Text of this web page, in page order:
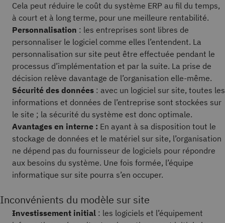
Cela peut réduire le coût du système ERP au fil du temps,
à court et à long terme, pour une meilleure rentabilité.
Personnalisation : les entreprises sont libres de
personnaliser le logiciel comme elles l’entendent. La
personnalisation sur site peut être effectuée pendant le
processus d’implémentation et par la suite. La prise de
décision relève davantage de l’organisation elle-même.
Sécurité des données : avec un logiciel sur site, toutes les
informations et données de l’entreprise sont stockées sur
le site ; la sécurité du système est donc optimale.
Avantages en interne : En ayant à sa disposition tout le
stockage de données et le matériel sur site, l’organisation
ne dépend pas du fournisseur de logiciels pour répondre
aux besoins du système. Une fois formée, l’équipe
informatique sur site pourra s’en occuper.
Inconvénients du modèle sur site
Investissement initial : les logiciels et l’équipement